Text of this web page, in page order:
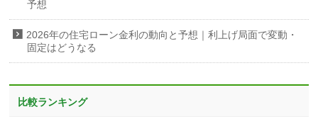
予想
2026年の住宅ローン金利の動向と予想｜利上げ局面で変動・
固定はどうなる
比較ランキング